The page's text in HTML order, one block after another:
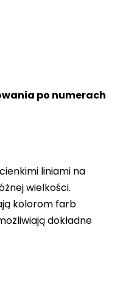
po numerach
liniami na
wielkości.
kolorom farb
dokładne